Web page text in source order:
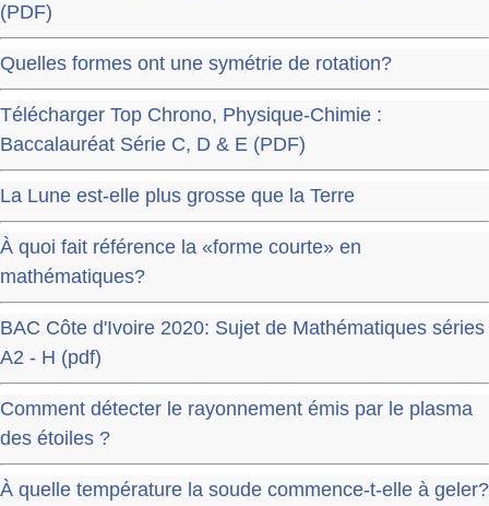
(PDF)
Quelles formes ont une symétrie de rotation?
Télécharger Top Chrono, Physique-Chimie :
Baccalauréat Série C, D & E (PDF)
La Lune est-elle plus grosse que la Terre
À quoi fait référence la «forme courte» en
mathématiques?
BAC Côte d'Ivoire 2020: Sujet de Mathématiques séries
A2 - H (pdf)
Comment détecter le rayonnement émis par le plasma
des étoiles ?
À quelle température la soude commence-t-elle à geler?